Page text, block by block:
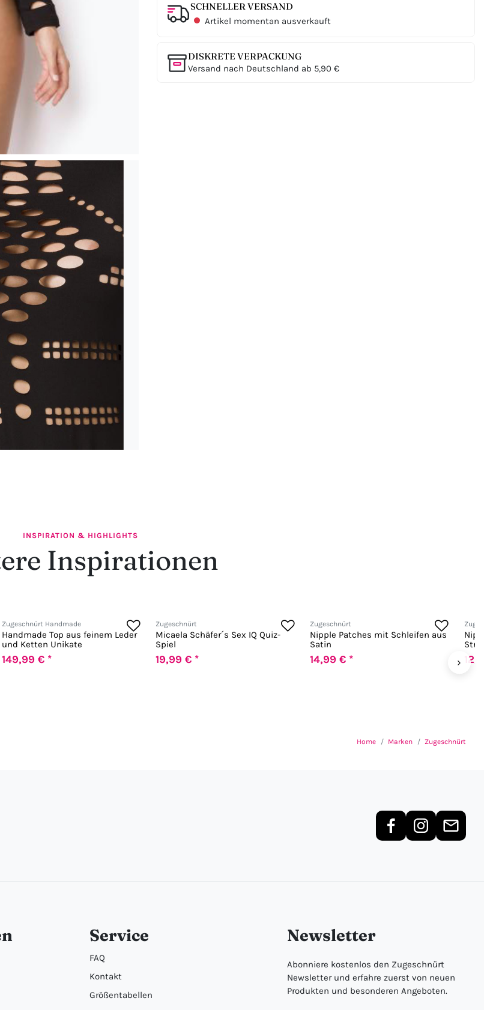
SCHNELLER VERSAND
Artikel momentan ausverkauft
DISKRETE VERPACKUNG
Versand nach Deutschland ab 5,90 €
INSPIRATION & HIGHLIGHTS
Inspirationen
Zugeschnürt Handmade
Handmade Top aus feinem Leder
und Ketten Unikate
149,99 € *
Zugeschnürt
Micaela Schäfer´s Sex IQ Quiz-
Spiel
19,99 € *
Zugeschnürt
Nipple Patches mit Schleifen aus
Satin
14,99 € * ›
Home Marken Zugeschnürt
Service
FAQ
Kontakt
Größentabellen
Newsletter
Abonniere kostenlos den Zugeschnürt
Newsletter und erfahre zuerst von neuen
Produkten und besonderen Angeboten.